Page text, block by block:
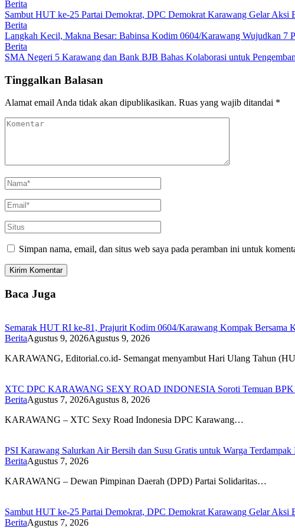
Berita
Sambut HUT ke-25 Partai Demokrat, DPC Demokrat Karawang Gelar Aksi
Berita
Langkah Kecil, Makna Besar: Babinsa Kodim 0604/Karawang Wujudkan 7
Berita
SMA Negeri 5 Karawang dan Bank BJB Bahas Kolaborasi untuk
Tinggalkan Balasan
Alamat email Anda tidak akan dipublikasikan. Ruas yang wajib ditandai *
Simpan nama, email, dan situs web saya pada peramban ini untuk
Baca Juga
Semarak HUT RI ke-81, Prajurit Kodim 0604/Karawang Kompak Bersama
BeritaAgustus 9, 2026Agustus 9, 2026
KARAWANG, Editorial.co.id- Semangat menyambut Hari Ulang Tahun
XTC DPC KARAWANG SEXY ROAD INDONESIA Soroti Temuan BPK
BeritaAgustus 7, 2026Agustus 8, 2026
KARAWANG – XTC Sexy Road Indonesia DPC Karawang…
PSI Karawang Salurkan Air Bersih dan Susu Gratis untuk Warga
BeritaAgustus 7, 2026
KARAWANG – Dewan Pimpinan Daerah (DPD) Partai Solidaritas…
Sambut HUT ke-25 Partai Demokrat, DPC Demokrat Karawang Gelar Aksi
BeritaAgustus 7, 2026